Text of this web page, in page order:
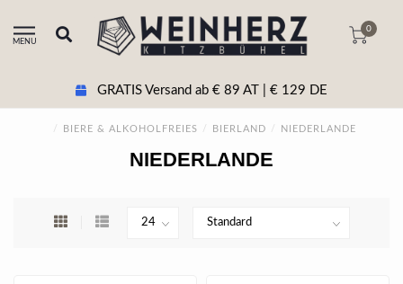
MENU
0
GRATIS Versand ab € 89 AT | € 129 DE
/ BIERE & ALKOHOLFREIES / BIERLAND / NIEDERLANDE
NIEDERLANDE